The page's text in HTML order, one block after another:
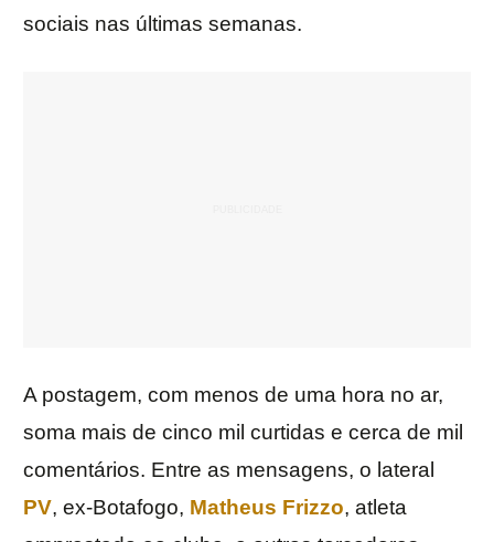
sociais nas últimas semanas.
A postagem, com menos de uma hora no ar,
soma mais de cinco mil curtidas e cerca de mil
comentários. Entre as mensagens, o lateral
PV, ex-Botafogo, Matheus Frizzo, atleta